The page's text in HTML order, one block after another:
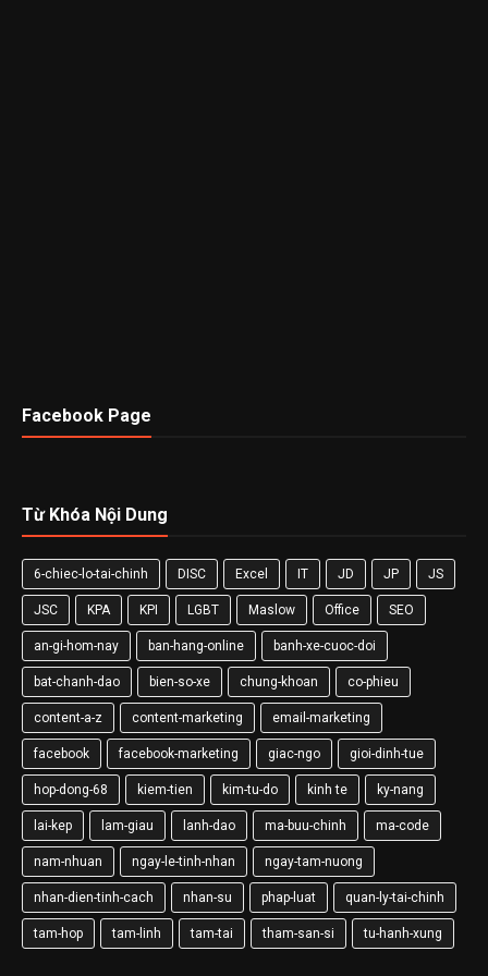
Facebook Page
Từ Khóa Nội Dung
6-chiec-lo-tai-chinh DISC Excel IT JD JP JS
JSC KPA KPI LGBT Maslow Office SEO
an-gi-hom-nay ban-hang-online banh-xe-cuoc-doi
bat-chanh-dao bien-so-xe chung-khoan co-phieu
content-a-z content-marketing email-marketing
facebook facebook-marketing giac-ngo gioi-dinh-tue
hop-dong-68 kiem-tien kim-tu-do kinh te ky-nang
lai-kep lam-giau lanh-dao ma-buu-chinh ma-code
nam-nhuan ngay-le-tinh-nhan ngay-tam-nuong
nhan-dien-tinh-cach nhan-su phap-luat quan-ly-tai-chinh
tam-hop tam-linh tam-tai tham-san-si tu-hanh-xung